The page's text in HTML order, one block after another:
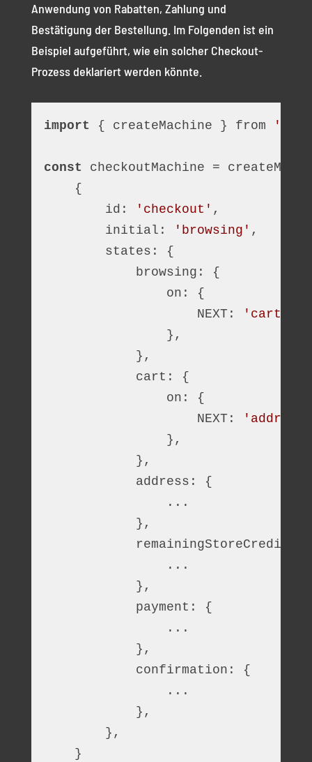
Anwendung von Rabatten, Zahlung und
Bestätigung der Bestellung. Im Folgenden ist ein
Beispiel aufgeführt, wie ein solcher Checkout-
Prozess deklariert werden könnte.
import { createMachine } from
const checkoutMachine =
    {
        id:
'checkout' ,
        initial:
'browsing' ,
        states: {
            browsing: {
                on: {
                    NEXT:
'cart'
                },
            },
            cart: {
                on: {
                    NEXT:
'address'
                },
            },
            address: {
                ...
            },
            remainingStoreCredit: {
                ...
            },
            payment: {
                ...
            },
            confirmation: {
                ...
            },
        },
    }